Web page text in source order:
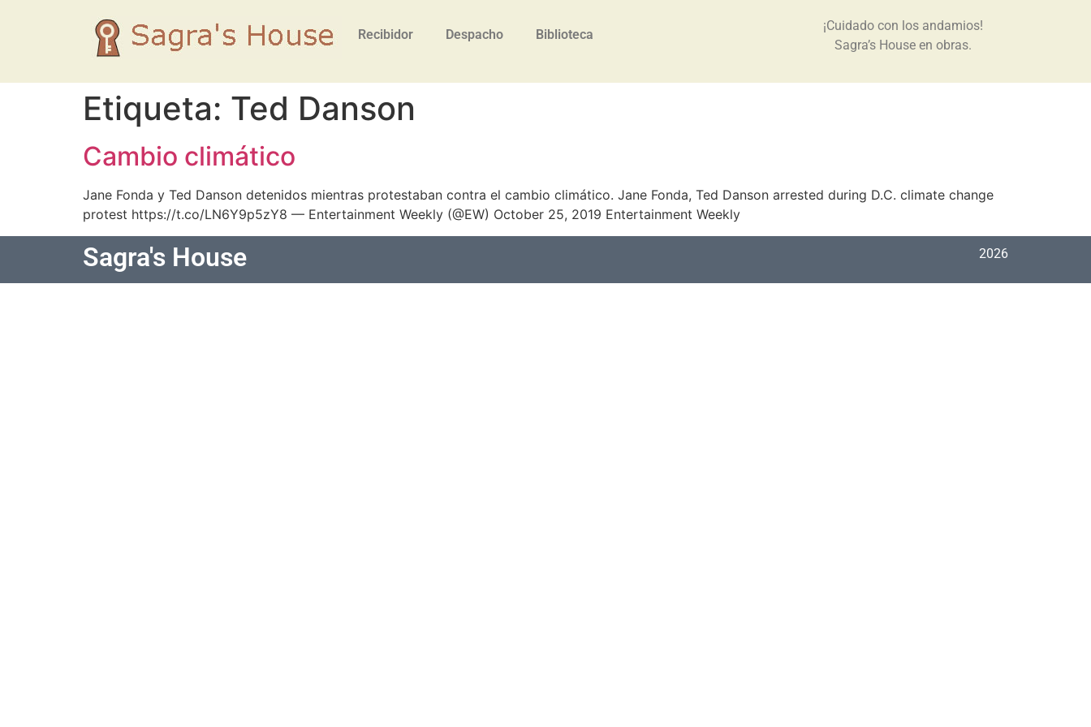
Recibidor Despacho Biblioteca
¡Cuidado con los andamios!
Sagra’s House en obras.
Etiqueta: Ted Danson
Cambio climático
Jane Fonda y Ted Danson detenidos mientras protestaban contra el cambio climático. Jane Fonda, Ted Danson arrested during D.C. climate change
protest https://t.co/LN6Y9p5zY8 — Entertainment Weekly (@EW) October 25, 2019 Entertainment Weekly
Sagra's House 2026